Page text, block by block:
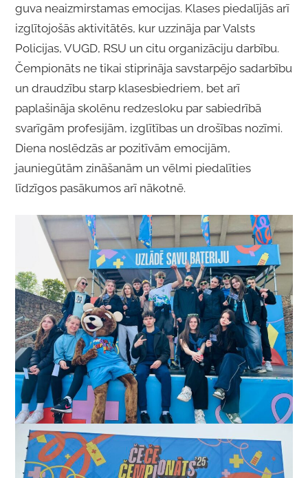
guva neaizmirstamas emocijas. Klases piedalījās arī
izglītojošās aktivitātēs, kur uzzināja par Valsts
Policijas, VUGD, RSU un citu organizāciju darbību.
Čempionāts ne tikai stiprināja savstarpējo sadarbību
un draudzību starp klasesbiedriem, bet arī
paplašināja skolēnu redzesloku par sabiedrībā
svarīgām profesijām, izglītības un drošības nozīmi.
Diena noslēdzās ar pozitīvām emocijām,
jauniegūtām zināšanām un vēlmi piedalīties
līdzīgos pasākumos arī nākotnē.